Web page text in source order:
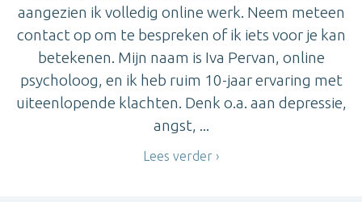
aangezien ik volledig online werk. Neem meteen
contact op om te bespreken of ik iets voor je kan
betekenen. Mijn naam is Iva Pervan, online
psycholoog, en ik heb ruim 10-jaar ervaring met
uiteenlopende klachten. Denk o.a. aan depressie,
angst, ...
Lees verder